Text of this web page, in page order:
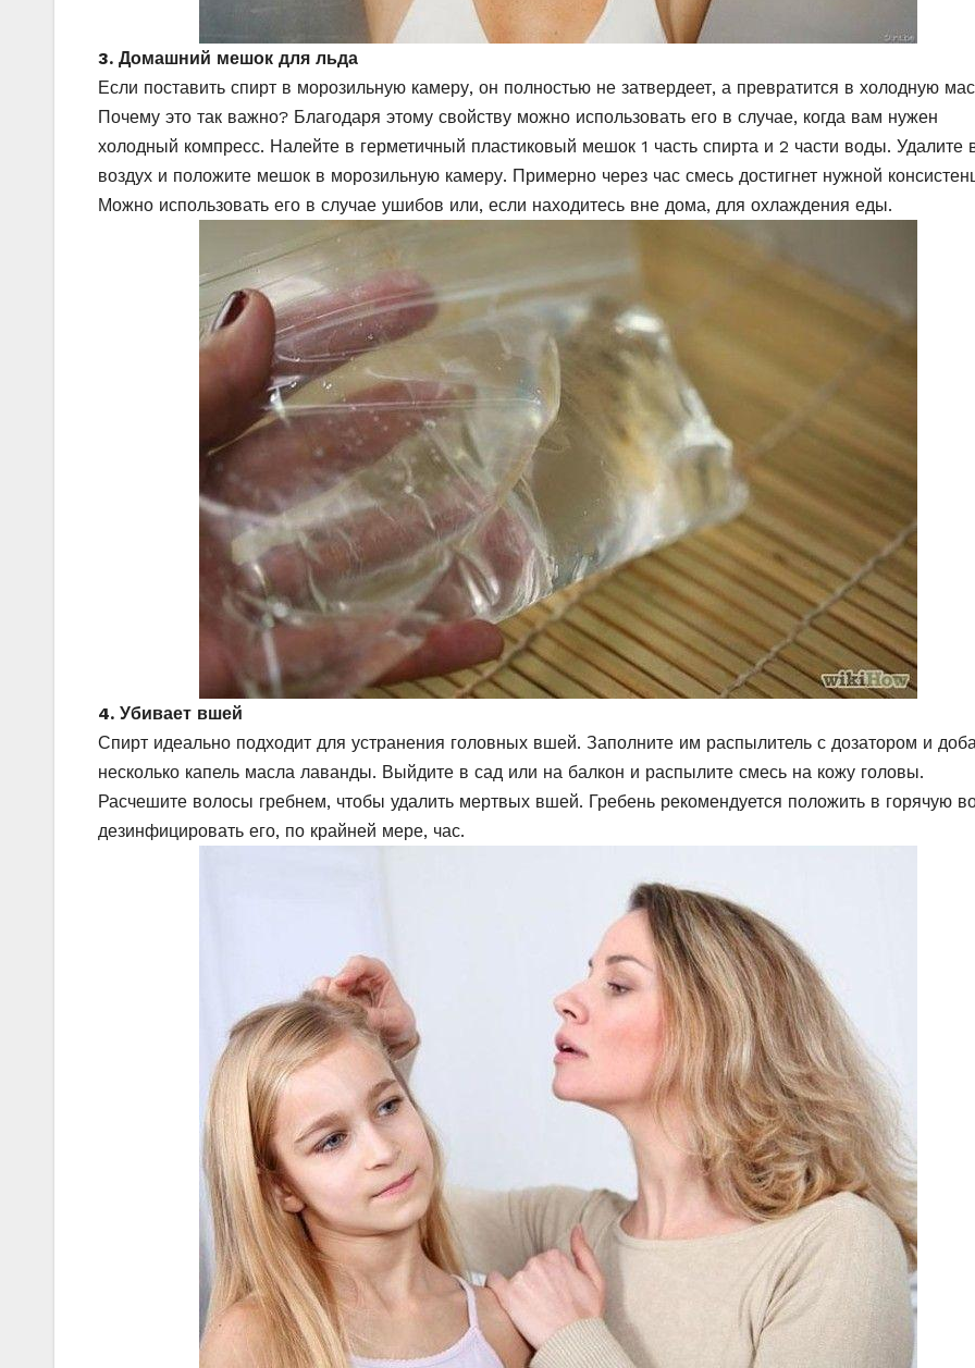
3. Домашний мешок для льда
Если поставить спирт в морозильную камеру, он полностью не затвердеет, а превратится в холодную
Почему это так важно? Благодаря этому свойству можно использовать его в случае, когда вам нужен
холодный компресс. Налейте в герметичный пластиковый мешок 1 часть спирта и 2 части воды. Удалите
воздух и положите мешок в морозильную камеру. Примерно через час смесь достигнет нужной
Можно использовать его в случае ушибов или, если находитесь вне дома, для охлаждения еды.
4. Убивает вшей
Спирт идеально подходит для устранения головных вшей. Заполните им распылитель с дозатором и
несколько капель масла лаванды. Выйдите в сад или на балкон и распылите смесь на кожу головы.
Расчешите волосы гребнем, чтобы удалить мертвых вшей. Гребень рекомендуется положить в горячую
дезинфицировать его, по крайней мере, час.